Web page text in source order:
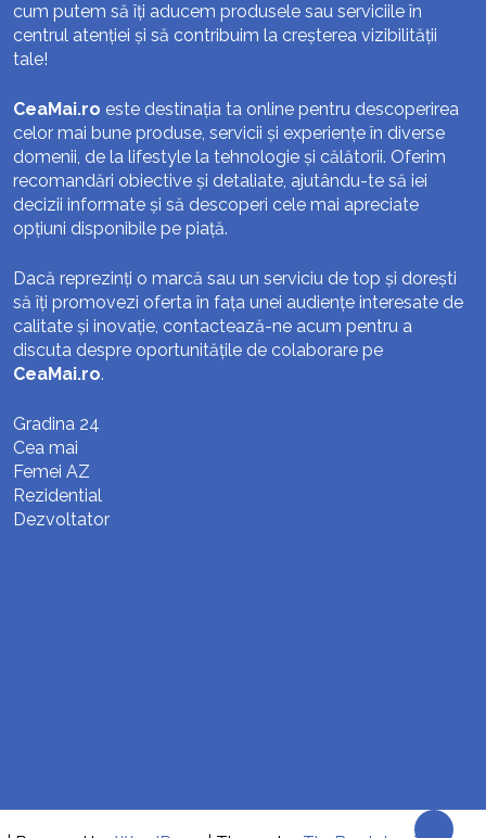
cum putem să îți aducem produsele sau serviciile în
centrul atenției și să contribuim la creșterea vizibilității
tale!
CeaMai.ro este destinația ta online pentru descoperirea
celor mai bune produse, servicii și experiențe în diverse
domenii, de la lifestyle la tehnologie și călătorii. Oferim
recomandări obiective și detaliate, ajutându-te să iei
decizii informate și să descoperi cele mai apreciate
opțiuni disponibile pe piață.
Dacă reprezinți o marcă sau un serviciu de top și dorești
să îți promovezi oferta în fața unei audiențe interesate de
calitate și inovație, contactează-ne acum pentru a
discuta despre oportunitățile de colaborare pe
CeaMai.ro.
Gradina 24
Cea mai
Femei AZ
Rezidential
Dezvoltator